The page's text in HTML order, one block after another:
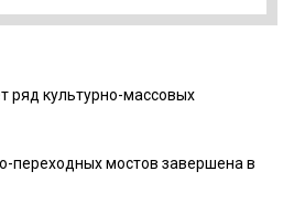
ряд культурно-массовых
переходных мостов завершена в